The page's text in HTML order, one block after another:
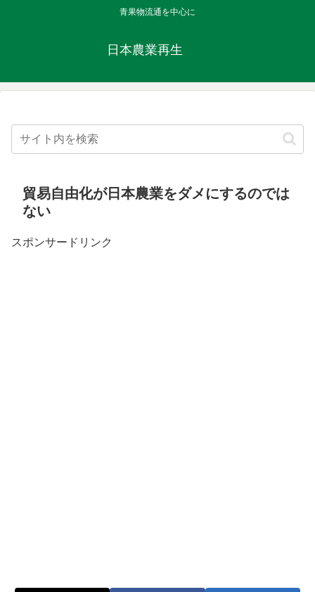
青果物流通を中心に
日本農業再生
貿易自由化が日本農業をダメにするのでは
ない
スポンサードリンク